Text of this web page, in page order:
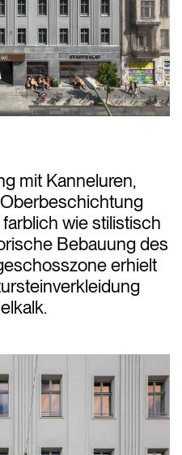
mit Kanneluren,
wie stilistisch
Bebauung des
erhielt